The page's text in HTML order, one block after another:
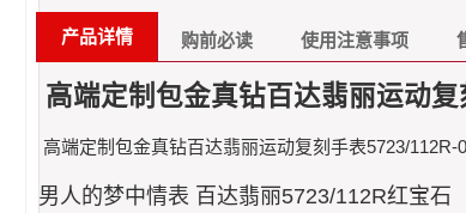
产品详情 购前必读 使用注意事项
高端定制包金真钻百达翡丽运动
高端定制包金真钻百达翡丽运动复刻手表5723/112R-
男人的梦中情表 百达翡丽5723/112R红宝石